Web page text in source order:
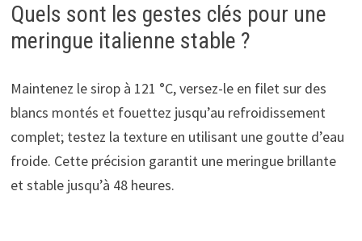
Quels sont les gestes clés pour une
meringue italienne stable ?
Maintenez le sirop à 121 °C, versez-le en filet sur des
blancs montés et fouettez jusqu’au refroidissement
complet; testez la texture en utilisant une goutte d’eau
froide. Cette précision garantit une meringue brillante
et stable jusqu’à 48 heures.